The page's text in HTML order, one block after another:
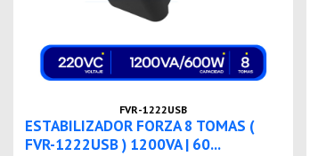
FVR-1222USB
ESTABILIZADOR FORZA 8 TOMAS (
FVR-1222USB ) 1200VA | 60...